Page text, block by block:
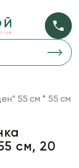
для
55 см * 55 см
см, 20